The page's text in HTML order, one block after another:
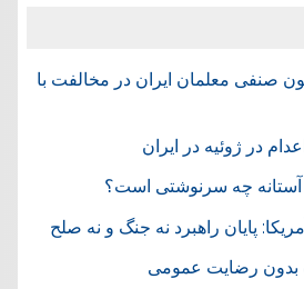
صنفی معلمان ایران در مخالفت با
آستانه چه سرنوشتی است؟
پایان راهبرد نه جنگ و نه صلح
بدون رضایت عمومی